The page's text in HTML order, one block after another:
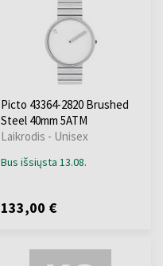
Picto 43364-2820 Brushed
Steel 40mm 5ATM
Laikrodis - Unisex
Bus išsiųsta 13.08.
133,00 €